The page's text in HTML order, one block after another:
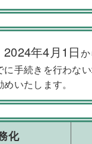
2024年4月1日
手続きを行わな
いたします。
化